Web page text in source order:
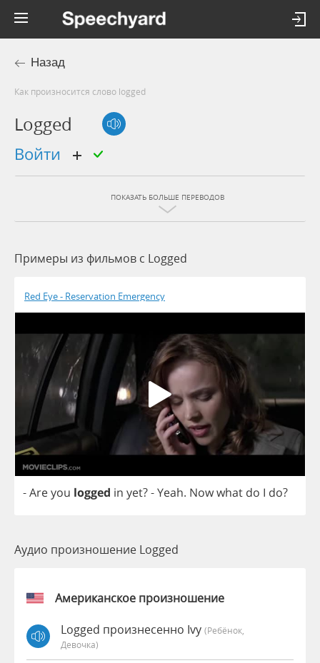
Назад
Как произносится слово logged
Logged
войти
ПОКАЗАТЬ БОЛЬШЕ ПЕРЕВОДОВ
Примеры из фильмов c Logged
Red Eye - Reservation Emergency
-Areyou logged in yet?-Yeah. Nowwhat do I do?
Аудио произношение Logged
Американское произношение
Logged произнесенно Ivy (Ребёнок,
Девочка)